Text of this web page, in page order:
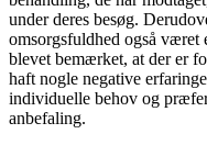
under deres besøg.
omsorgsfuldhed også været
blevet bemærket, at der er
haft nogle negative
individuelle behov og
anbefaling.